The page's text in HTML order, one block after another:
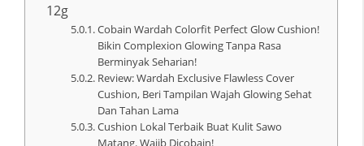
12g
Cobain Wardah Colorfit Perfect Glow Cushion!
Bikin Complexion Glowing Tanpa Rasa
Berminyak Seharian!
Review: Wardah Exclusive Flawless Cover
Cushion, Beri Tampilan Wajah Glowing Sehat
Dan Tahan Lama
Cushion Lokal Terbaik Buat Kulit Sawo
Matang. Wajib Dicobain!